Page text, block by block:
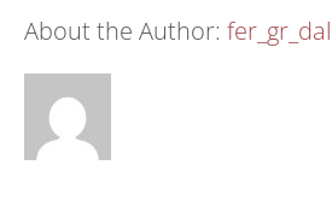
About the Author: